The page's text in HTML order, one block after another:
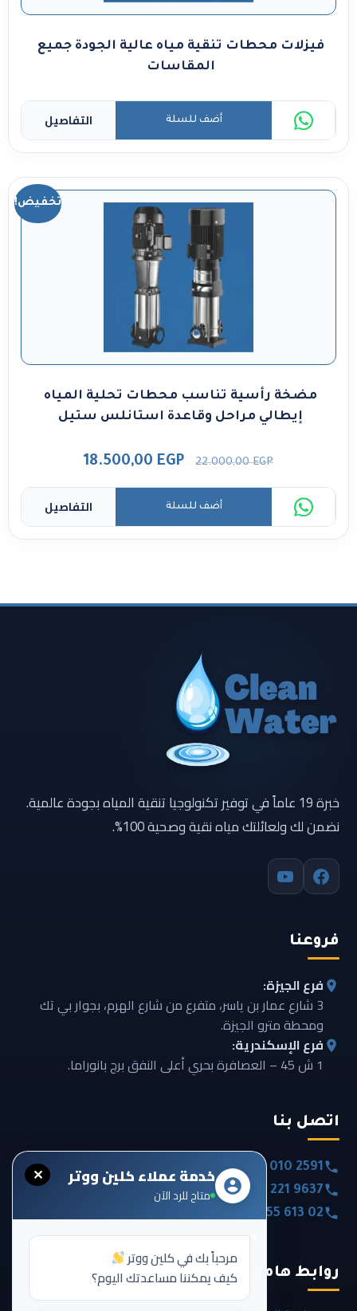
فيزلات محطات تنقية مياه عالية الجودة جميع
المقاسات
التفاصيل أضف للسلة
تخفيض!
مضخة رأسية تناسب محطات تحلية المياه
إيطالي مراحل وقاعدة استانلس ستيل
22.000,00EGP
18.500,00 EGP
التفاصيل أضف للسلة
خبرة 19 عاماً في توفير تكنولوجيا تنقية المياه بجودة عالمية.
نضمن لك ولعائلتك مياه نقية وصحية 100%.
فروعنا
فرع الجيزة:
3 شارع عمار بن ياسر، متفرع من شارع الهرم، بجوار بي تك
ومحطة مترو الجيزة.
فرع الإسكندرية:
1 ش 45 – العصافرة بحري أعلى النفق برج بانوراما.
اتصل بنا
0020 101 010 2591
0020 120 221 9637
0020 355 613 02
روابط هامة
✕ خدمة عملاء كلين ووتر
متاح للرد الآن
مرحباً بك في كلين ووتر
كيف يمكننا مساعدتك اليوم؟